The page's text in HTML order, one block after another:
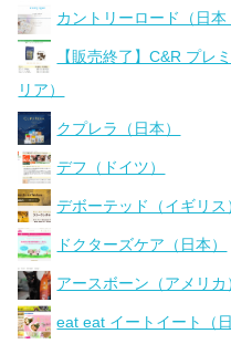
カントリーロード（日本
【販売終了】C&R プレ
リア）
クプレラ（日本）
デフ（ドイツ）
デボーテッド（イギリス
ドクターズケア（日本）
アースボーン（アメリカ
eat eat イートイート（日